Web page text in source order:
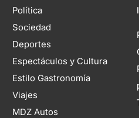
Política
Sociedad
Deportes
Espectáculos y Cultura
Estilo Gastronomía
Viajes
MDZ Autos